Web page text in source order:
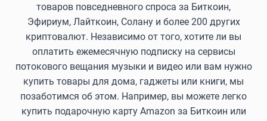
товаров повседневного спроса за Биткоин,
Эфириум, Лайткоин, Солану и более 200 других
криптовалют. Независимо от того, хотите ли вы
оплатить ежемесячную подписку на сервисы
потокового вещания музыки и видео или вам нужно
купить товары для дома, гаджеты или книги, мы
позаботимся об этом. Например, вы можете легко
купить подарочную карту Amazon за Биткоин или